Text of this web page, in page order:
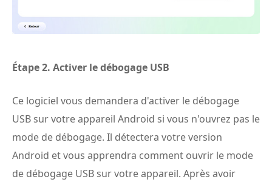
Étape 2. Activer le débogage USB
Ce logiciel vous demandera d'activer le débogage
USB sur votre appareil Android si vous n'ouvrez pas le
mode de débogage. Il détectera votre version
Android et vous apprendra comment ouvrir le mode
de débogage USB sur votre appareil. Après avoir